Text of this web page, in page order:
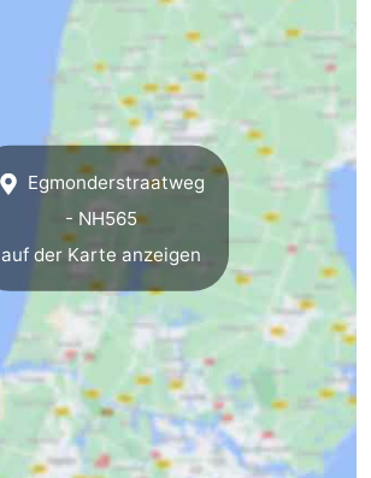
Egmonderstraatweg
- NH565
auf der Karte anzeigen